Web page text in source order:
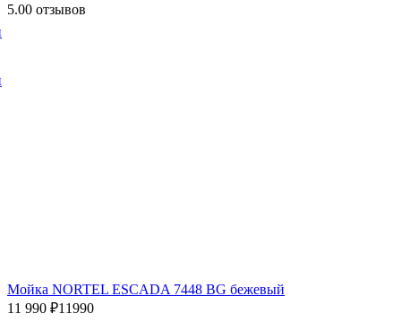
5.00 отзывов
Мойка NORTEL ESCADA 7448 BG бежевый
11 990 ₽11990